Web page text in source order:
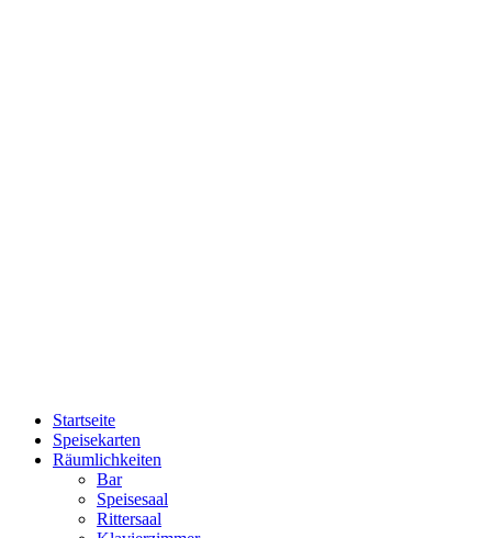
Startseite
Speisekarten
Räumlichkeiten
Bar
Speisesaal
Rittersaal